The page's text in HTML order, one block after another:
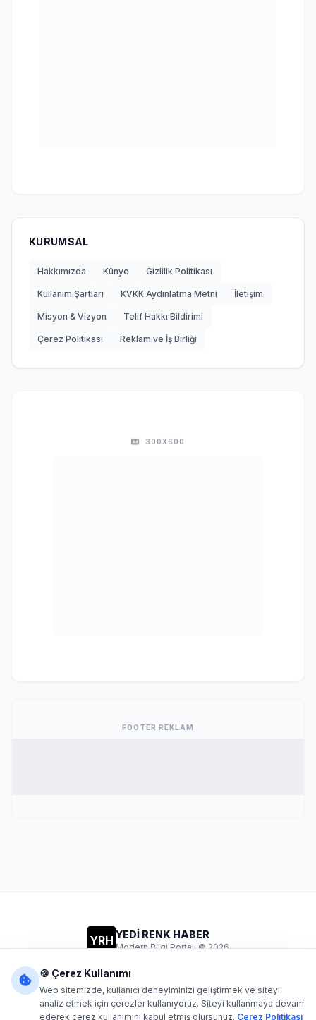
KURUMSAL
Hakkımızda Künye Gizlilik Politikası
Kullanım Şartları KVKK Aydınlatma Metni İletişim
Misyon & Vizyon Telif Hakkı Bildirimi
Çerez Politikası Reklam ve İş Birliği
300X600
FOOTER REKLAM
YRH YEDİ RENK HABER
Modern Bilgi Portalı © 2026
🍪 Çerez Kullanımı
Web sitemizde, kullanıcı deneyiminizi geliştirmek ve siteyi
analiz etmek için çerezler kullanıyoruz. Siteyi kullanmaya devam
ederek çerez kullanımını kabul etmiş olursunuz. Çerez Politikası